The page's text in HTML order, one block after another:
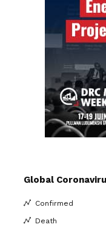
Global
Confirmed
Death